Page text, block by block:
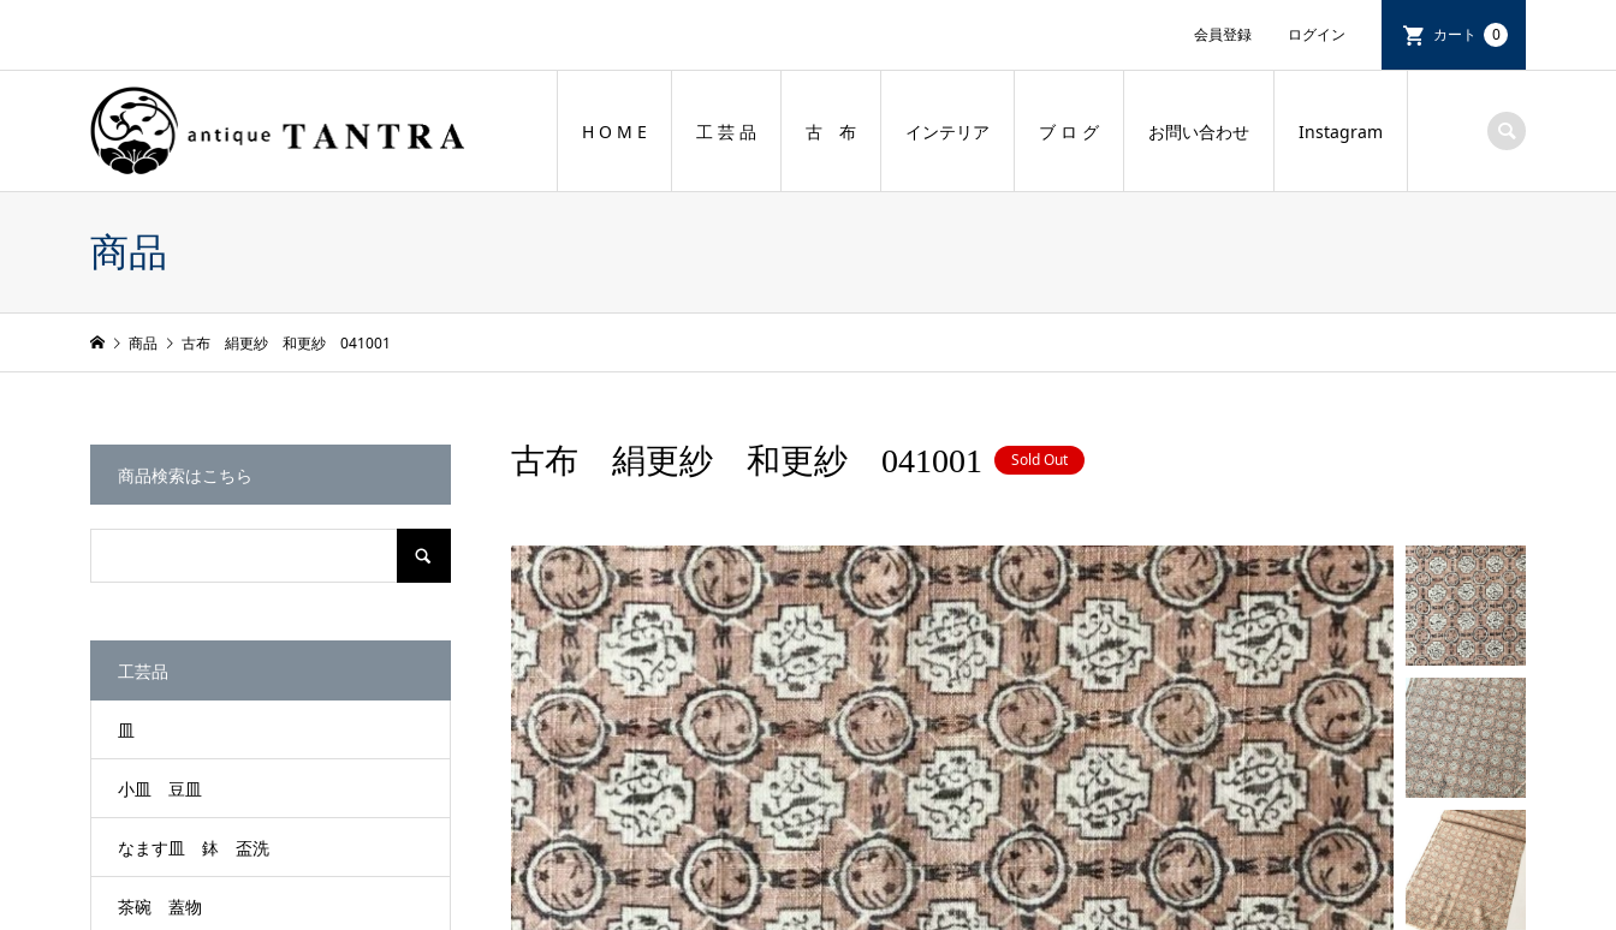
会員登録 ログイン カート 0
H O M E 工 芸 品 古 布 インテリア ブ ロ グ お問い合わせ Instagram
商品
商品 古布 絹更紗 和更紗 041001
古布 絹更紗 和更紗 041001 Sold Out
商品検索はこちら
工芸品
皿
小皿 豆皿
なます皿 鉢 盃洗
茶碗 蓋物